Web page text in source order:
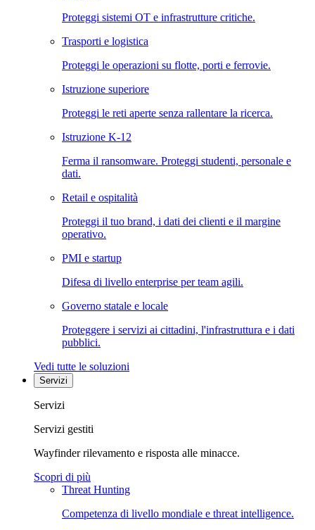
Proteggi sistemi OT e infrastrutture critiche.
Trasporti e logistica
Proteggi le operazioni su flotte, porti e ferrovie.
Istruzione superiore
Proteggi le reti aperte senza rallentare la ricerca.
Istruzione K-12
Ferma il ransomware. Proteggi studenti, personale e
dati.
Retail e ospitalità
Proteggi il tuo brand, i dati dei clienti e il margine
operativo.
PMI e startup
Difesa di livello enterprise per team agili.
Governo statale e locale
Proteggere i servizi ai cittadini, l'infrastruttura e i dati
pubblici.
Vedi tutte le soluzioni
Servizi
Servizi
Servizi gestiti
Wayfinder rilevamento e risposta alle minacce.
Scopri di più
Threat Hunting
Competenza di livello mondiale e threat intelligence.